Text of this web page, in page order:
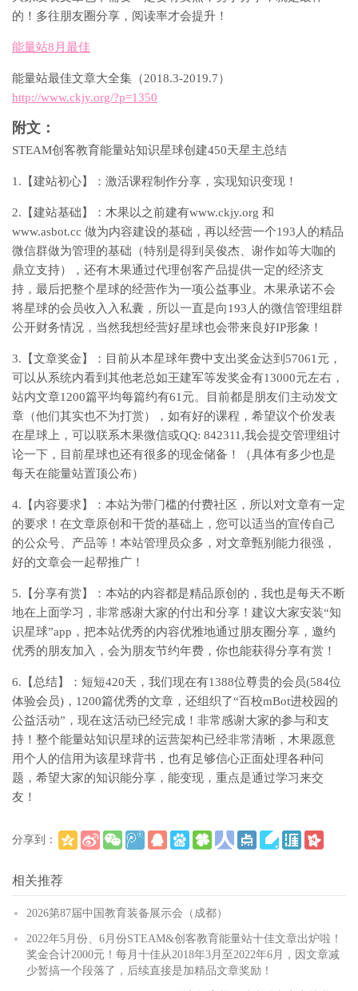
的！多往朋友圈分享，阅读率才会提升！
能量站8月最佳
能量站最佳文章大全集（2018.3-2019.7）
http://www.ckjy.org/?p=1350
附文：
STEAM创客教育能量站知识星球创建450天星主总结
1.【建站初心】：激活课程制作分享，实现知识变现！
2.【建站基础】：木果以之前建有www.ckjy.org 和
www.asbot.cc 做为内容建设的基础，再以经营一个193人的精品
微信群做为管理的基础（特别是得到吴俊杰、谢作如等大咖的
鼎立支持），还有木果通过代理创客产品提供一定的经济支
持，最后把整个星球的经营作为一项公益事业。木果承诺不会
将星球的会员收入入私囊，所以一直是向193人的微信管理组群
公开财务情况，当然我想经营好星球也会带来良好IP形象！
3.【文章奖金】：目前从本星球年费中支出奖金达到57061元，
可以从系统内看到其他老总如王建军等发奖金有13000元左右，
站内文章1200篇平均每篇约有61元。目前都是朋友们主动发文
章（他们其实也不为打赏），如有好的课程，希望议个价发表
在星球上，可以联系木果微信或QQ: 842311,我会提交管理组讨
论一下，目前星球也还有很多的现金储备！（具体有多少也是
每天在能量站置顶公布）
4.【内容要求】：本站为带门槛的付费社区，所以对文章有一定
的要求！在文章原创和干货的基础上，您可以适当的宣传自己
的公众号、产品等！本站管理员众多，对文章甄别能力很强，
好的文章会一起帮推广！
5.【分享有赏】：本站的内容都是精品原创的，我也是每天不断
地在上面学习，非常感谢大家的付出和分享！建议大家安装“知
识星球”app，把本站优秀的内容优雅地通过朋友圈分享，邀约
优秀的朋友加入，会为朋友节约年费，你也能获得分享有赏！
6.【总结】：短短420天，我们现在有1388位尊贵的会员(584位
体验会员)，1200篇优秀的文章，还组织了“百校mBot进校园的
公益活动”，现在这活动已经完成！非常感谢大家的参与和支
持！整个能量站知识星球的运营架构已经非常清晰，木果愿意
用个人的信用为该星球背书，也有足够信心正面处理各种问
题，希望大家的知识能分享，能变现，重点是通过学习来交
友！
分享到：
相关推荐
2026第87届中国教育装备展示会（成都）
2022年5月份、6月份STEAM&创客教育能量站十佳文章出炉啦！
奖金合计2000元！每月十佳从2018年3月至2022年6月，因文章减
少暂搞一个段落了，后续直接是加精品文章奖励！